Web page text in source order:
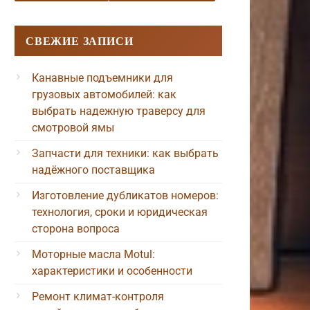
СВЕЖИЕ ЗАПИСИ
Канавные подъемники для
грузовых автомобилей: как
выбрать надежную траверсу для
смотровой ямы
Запчасти для техники: как выбрать
надёжного поставщика
Изготовление дубликатов номеров:
технология, сроки и юридическая
сторона вопроса
Моторные масла Motul:
характеристики и особенности
Ремонт климат-контроля